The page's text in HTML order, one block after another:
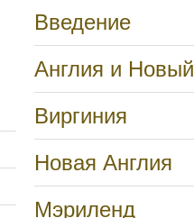
Введение
Англия и
Виргиния
Новая Англия
Мэриленд